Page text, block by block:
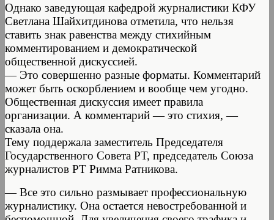
Однако заведующая кафедрой журналистики КФУ
Светлана Шайхитдинова отметила, что нельзя
ставить знак равенства между стихийным
комментированием и демократической
общественной дискуссией.
— Это совершенно разные форматы. Комментарий
может быть оскорблением и вообще чем угодно.
Общественная дискуссия имеет правила
организации. А комментарий — это стихия, —
сказала она.
Тему поддержала заместитель Председателя
Государственного Совета РТ, председатель Союза
журналистов РТ Римма Ратникова.
— Все это сильно размывает профессиональную
журналистику. Она остается невостребованной и